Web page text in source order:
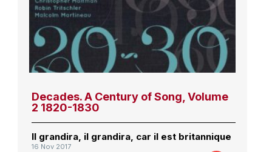
Decades. A Century of Song, Volume
2 1820-1830
Il grandira, il grandira, car il est britannique
16 Nov 2017